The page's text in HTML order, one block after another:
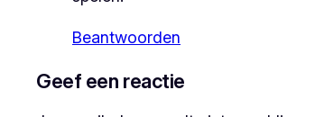
Beantwoorden
Geef een reactie